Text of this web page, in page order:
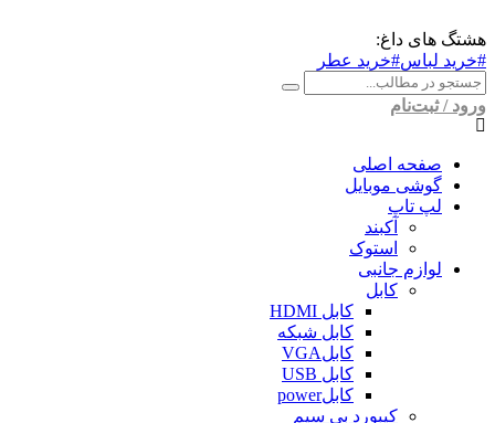
هشتگ های داغ:
#خرید لباس#خرید عطر
ورود / ثبت‌نام
صفحه اصلی
گوشی موبایل
لپ تاپ
آکبند
استوک
لوازم جانبی
کابل
کابل HDMI
کابل شبکه
کابلVGA
کابل USB
کابلpower
کیبورد بی سیم